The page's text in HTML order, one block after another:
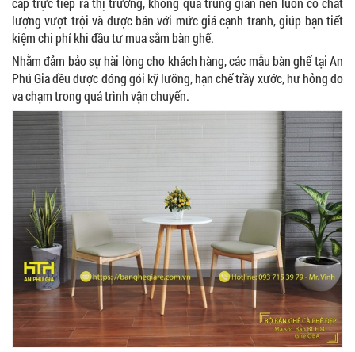
lượng vượt trội và được bán với mức giá cạnh tranh, giúp bạn tiết
kiệm chi phí khi đầu tư mua sắm bàn ghế.
Nhằm đảm bảo sự hài lòng cho khách hàng, các mẫu bàn ghế tại An
Phú Gia đều được đóng gói kỹ lưỡng, hạn chế trầy xước, hư hỏng do
va chạm trong quá trình vận chuyển.
BÀN CAFE BCF01 GIÁ RẺ - MÃ SỐ: BCF01
650.000 VNĐ
BỘ BÀN GHẾ GỖ XẾP QUÁN NHẬU GIÁ RẺ - MÃ
Ghế Nhựa Nhập Khẩu - Mã SP: N46
450.000 VNĐ